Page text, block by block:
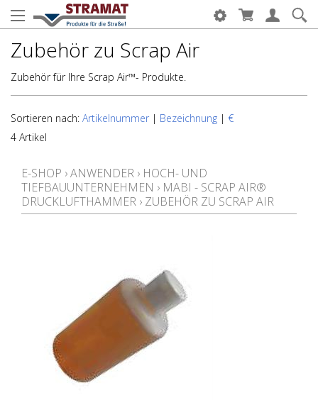
Zubehör zu Scrap Air
Zubehör für Ihre Scrap Air™- Produkte.
Sortieren nach: Artikelnummer | Bezeichnung | €
4 Artikel
E-SHOP ›ANWENDER › HOCH- UND
TIEFBAUUNTERNEHMEN › MABI - SCRAP AIR®
DRUCKLUFTHAMMER › ZUBEHÖR ZU SCRAP AIR